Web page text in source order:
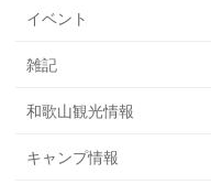
イベント
雑記
和歌山観光情報
キャンプ情報